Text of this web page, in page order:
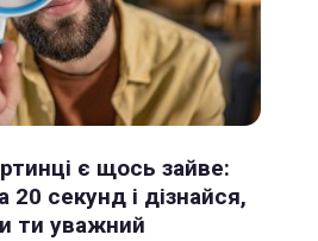
є щось зайве:
20 секунд і дізнайся,
ти уважний